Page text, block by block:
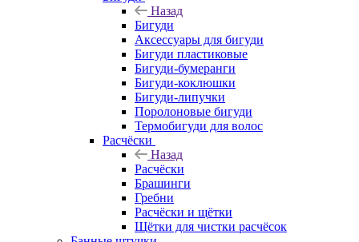
Назад
Бигуди
Аксессуары для бигуди
Бигуди пластиковые
Бигуди-бумеранги
Бигуди-коклюшки
Бигуди-липучки
Поролоновые бигуди
Термобигуди для волос
Расчёски
Назад
Расчёски
Брашинги
Гребни
Расчёски и щётки
Щётки для чистки расчёсок